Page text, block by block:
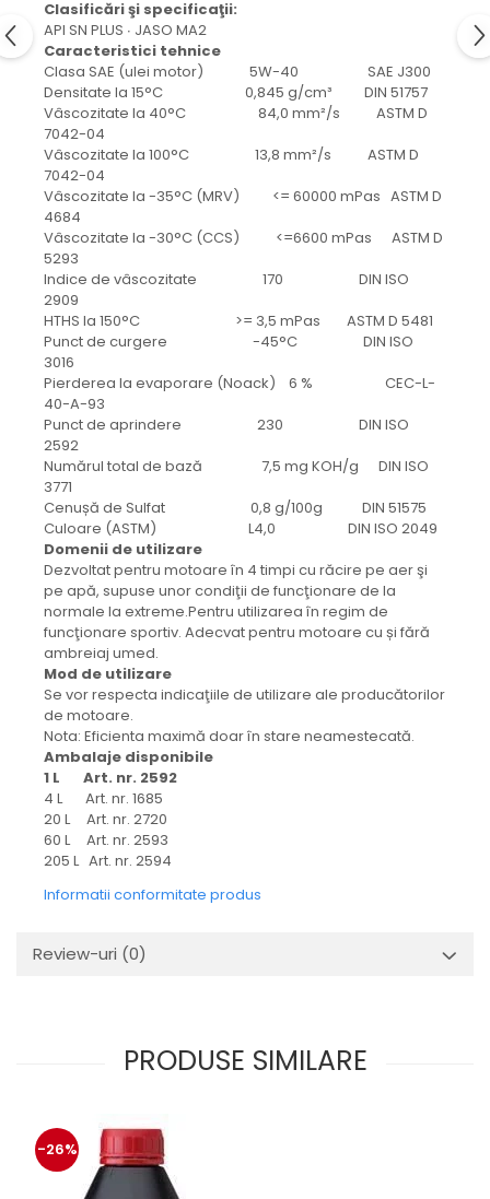
Grup electropompa
Bolturi, role si bucsi
MAMMUT LIFT
Mecanice
Electrice
Hidraulice
Motor electric si pompa hidraulica
Cilindru hidraulic si protectie
burduf
ERHEL - HYDRIS
Hidraulice
Electrice
Mecanice
Role, bucse si bolturi
Motoras electric si pompa
Cilindri si burdufuri protectie
Consumabile
Clasificări şi specificaţii:
API SN PLUS ∙ JASO MA2
Caracteristici tehnice
Clasa SAE (ulei motor) 5W-40 SAE J300
Densitate la 15°C 0,845 g/cm³ DIN 51757
Vâscozitate la 40°C 84,0 mm²/s ASTM D
7042-04
Vâscozitate la 100°C 13,8 mm²/s ASTM D
7042-04
Vâscozitate la -35°C (MRV) <= 60000 mPas ASTM D
4684
Vâscozitate la -30°C (CCS) <=6600 mPas ASTM D
5293
Indice de vâscozitate 170 DIN ISO
2909
HTHS la 150°C >= 3,5 mPas ASTM D 5481
Punct de curgere -45°C DIN ISO
3016
Pierderea la evaporare (Noack) 6 % CEC-L-
40-A-93
Punct de aprindere 230 DIN ISO
2592
Numărul total de bază 7,5 mg KOH/g DIN ISO
3771
Cenușă de Sulfat 0,8 g/100g DIN 51575
Culoare (ASTM) L4,0 DIN ISO 2049
Domenii de utilizare
Dezvoltat pentru motoare în 4 timpi cu răcire pe aer şi
pe apă, supuse unor condiţii de funcţionare de la
normale la extreme.Pentru utilizarea în regim de
funcţionare sportiv. Adecvat pentru motoare cu și fără
ambreiaj umed.
Mod de utilizare
Se vor respecta indicaţiile de utilizare ale producătorilor
de motoare.
Nota: Eficienta maximă doar în stare neamestecată.
Ambalaje disponibile
1 L Art. nr. 2592
4 L Art. nr. 1685
20 L Art. nr. 2720
60 L Art. nr. 2593
205 L Art. nr. 2594
Informatii conformitate produs
Review-uri (0)
PRODUSE SIMILARE
-26%